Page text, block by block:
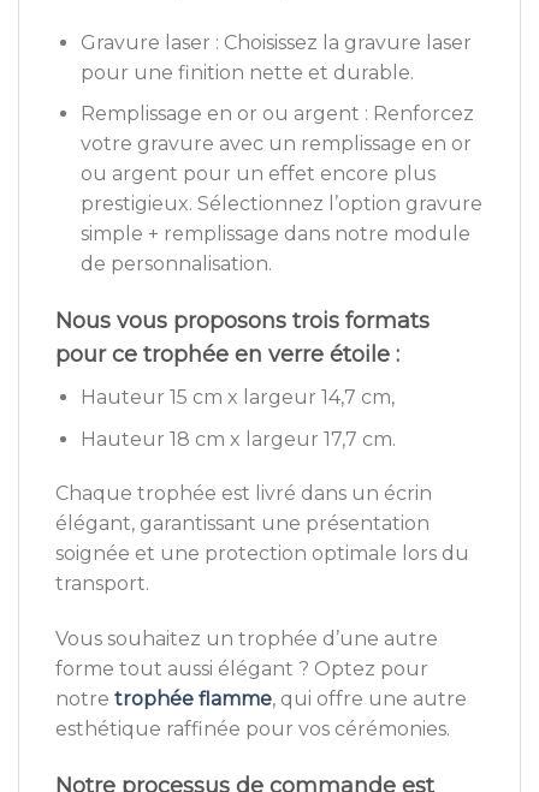
Gravure laser : Choisissez la gravure laser
pour une finition nette et durable.
Remplissage en or ou argent : Renforcez
votre gravure avec un remplissage en or
ou argent pour un effet encore plus
prestigieux. Sélectionnez l’option gravure
simple + remplissage dans notre module
de personnalisation.
Nous vous proposons trois formats
pour ce trophée en verre étoile :
Hauteur 15 cm x largeur 14,7 cm,
Hauteur 18 cm x largeur 17,7 cm.
Chaque trophée est livré dans un écrin
élégant, garantissant une présentation
soignée et une protection optimale lors du
transport.
Vous souhaitez un trophée d’une autre
forme tout aussi élégant ? Optez pour
notre trophée flamme, qui offre une autre
esthétique raffinée pour vos cérémonies.
Notre processus de commande est